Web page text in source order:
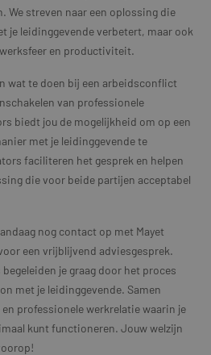
We streven naar een oplossing die
je leidinggevende verbetert, maar ook
en productiviteit.
wat te doen bij een arbeidsconflict
van professionele
biedt jou de mogelijkheid om op een
met je leidinggevende te
faciliteren het gesprek en helpen
die voor beide partijen acceptabel
nog contact op met Mayet
een vrijblijvend adviesgesprek.
je graag door het proces
met je leidinggevende. Samen
en professionele werkrelatie waarin je
kunt functioneren. Jouw welzijn